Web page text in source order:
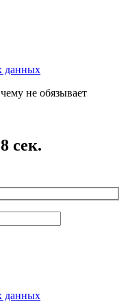
данных
не обязывает
сек.
данных